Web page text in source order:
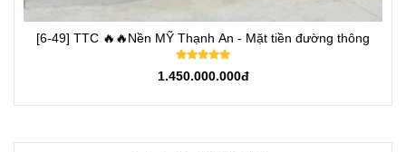
[6-49] TTC 🔥🔥Nền MỸ Thạnh An - Mặt tiền đường thông
1.450.000.000đ